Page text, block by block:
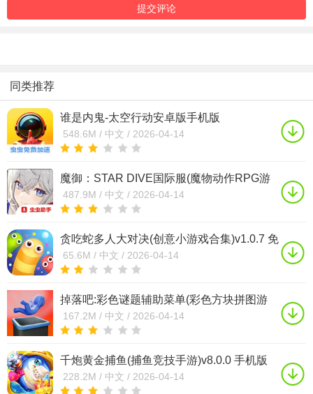
同类推荐
谁是内鬼-太空行动安卓版手机版
v1.76.10.061 手机版
548.6M / 中文 / 2026-04-14
魔御：STAR DIVE国际服(魔物动作RPG游
戏)v1.00.00 手机版
487.9M / 中文 / 2026-04-14
贪吃蛇多人大对决(创意小游戏合集)v1.0.7 免
费版
65.6M / 中文 / 2026-04-14
掉落吧:彩色谜题辅助菜单(彩色方块拼图游
戏)v1.19.1 手机版
167.2M / 中文 / 2026-04-14
千炮黄金捕鱼(捕鱼竞技手游)v8.0.0 手机版
228.2M / 中文 / 2026-04-14